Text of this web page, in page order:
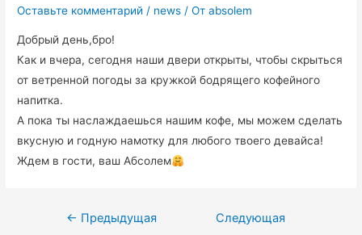
Оставьте комментарий / news / От absolem
Добрый день,бро!
Как и вчера, сегодня наши двери открыты, чтобы скрыться
от ветренной погоды за кружкой бодрящего кофейного
напитка.
А пока ты наслаждаешься нашим кофе, мы можем сделать
вкусную и годную намотку для любого твоего девайса!
Ждем в гости, ваш Абсолем
← Предыдущая
Следующая